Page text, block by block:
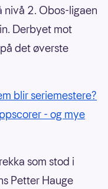
nivå 2. Obos-ligaen
Derbyet mot
det øverste
blir seriemestere?
- og mye
som stod i
Petter Hauge